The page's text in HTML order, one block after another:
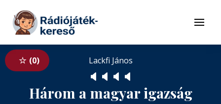
Tovább a tartalomhoz
Menü
0 Lackfi János
🔈 🔈 🔈 🔈
Három a magyar igazság